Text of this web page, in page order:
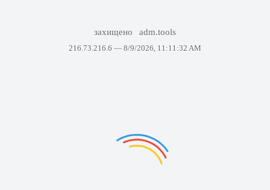
захищено adm.tools
216.73.216.6 — 8/9/2026, 11:11:32 AM